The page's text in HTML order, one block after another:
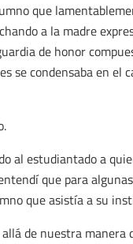
que
a la madre
de honor
se condensaba en el
al estudiantado a
que para
que asistía a su
de nuestra